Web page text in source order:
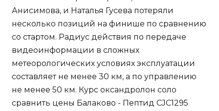
Анисимова, и Наталья Гусева потеряли
несколько позиций на финише по сравнению
со стартом. Радиус действия по передаче
видеоинформации в сложных
метеорологических условиях эксплуатации
составляет не менее 30 км, а по управлению
не менее 50 км. Курс оксандролон соло
сравнить цены Балаково - Пептид CJC1295